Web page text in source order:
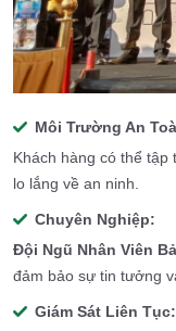
Môi Trường An
Khách hàng có thể tập
lo lắng về an ninh.
Chuyên Nghiệp:
Đội Ngũ Nhân Viên
đảm bảo sự tin tưởng
Giám Sát Liên Tục: